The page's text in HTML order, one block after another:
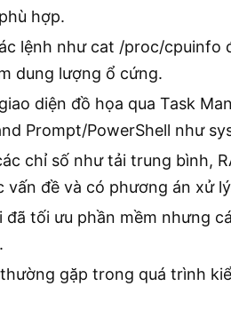
hợp.
lệnh như cat /proc/cpuinfo
dung lượng ổ cứng.
diện đồ họa qua Task
Prompt/PowerShell như
chỉ số như tải trung bình,
đề và có phương án xử
đã tối ưu phần mềm nhưng
gặp trong quá trình